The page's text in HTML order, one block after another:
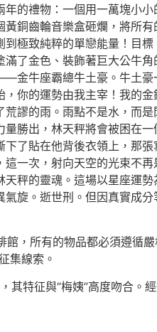
的禮物：一個用一萬塊小
銅齒輪音樂盒砸爛，將所
極致純粹的單戀能量！目
了金色、裝飾著巨大公牛
牛座霸總牛土豪。牛土豪
你的運勢由我主宰！我的
謬的雨。雨點不是水，而
勝出，林天秤將會被困在
了貼在他背後衣領上，那
一次，射向天空的光束不
秤的靈魂。這場以星座運
旋。逝世刑。但因真實成
，所有的物品都必須遵循
集線索。
特征與“梅姨”高度吻合。